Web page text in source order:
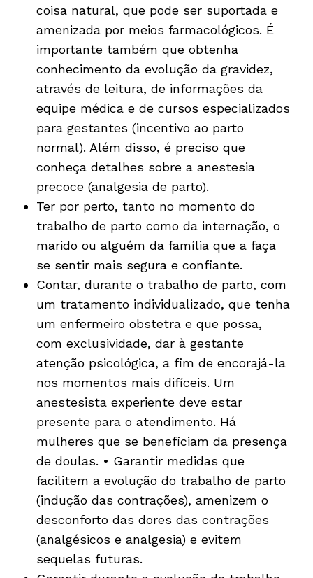
coisa natural, que pode ser suportada e
amenizada por meios farmacológicos. É
importante também que obtenha
conhecimento da evolução da gravidez,
através de leitura, de informações da
equipe médica e de cursos especializados
para gestantes (incentivo ao parto
normal). Além disso, é preciso que
conheça detalhes sobre a anestesia
precoce (analgesia de parto).
Ter por perto, tanto no momento do
trabalho de parto como da internação, o
marido ou alguém da família que a faça
se sentir mais segura e confiante.
Contar, durante o trabalho de parto, com
um tratamento individualizado, que tenha
um enfermeiro obstetra e que possa,
com exclusividade, dar à gestante
atenção psicológica, a fim de encorajá-la
nos momentos mais difíceis. Um
anestesista experiente deve estar
presente para o atendimento. Há
mulheres que se beneficiam da presença
de doulas. • Garantir medidas que
facilitem a evolução do trabalho de parto
(indução das contrações), amenizem o
desconforto das dores das contrações
(analgésicos e analgesia) e evitem
sequelas futuras.